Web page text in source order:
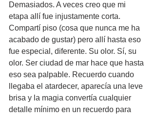
Demasiados. A veces creo que mi
etapa allí fue injustamente corta.
Compartí piso (cosa que nunca me ha
acabado de gustar) pero allí hasta eso
fue especial, diferente. Su olor. Sí, su
olor. Ser ciudad de mar hace que hasta
eso sea palpable. Recuerdo cuando
llegaba el atardecer, aparecía una leve
brisa y la magia convertía cualquier
detalle mínimo en un recuerdo para